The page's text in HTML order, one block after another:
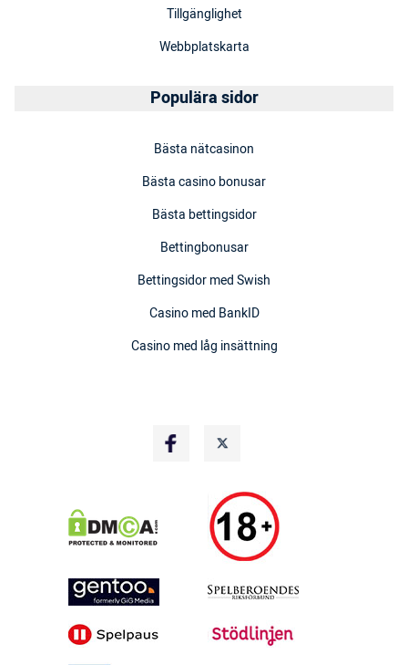
Tillgänglighet
Webbplatskarta
Populära sidor
Bästa nätcasinon
Bästa casino bonusar
Bästa bettingsidor
Bettingbonusar
Bettingsidor med Swish
Casino med BankID
Casino med låg insättning